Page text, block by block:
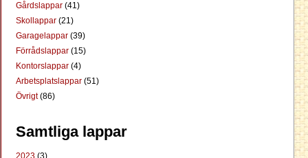
Gårdslappar (41)
Skollappar (21)
Garagelappar (39)
Förrådslappar (15)
Kontorslappar (4)
Arbetsplatslappar (51)
Övrigt(86)
Samtliga lappar